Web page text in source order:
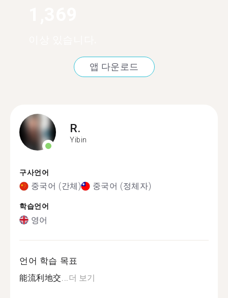
앱 다운로드
R.
Yibin
구사언어
중국어 (간체) 중국어 (정체자)
학습언어
영어
언어 학습 목표
能流利地交... 더 보기